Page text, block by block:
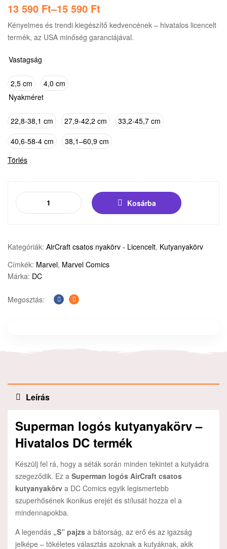
13 590 Ft–15 590 Ft
Kényelmes és trendi kiegészítő kedvencének – hivatalos licencelt
termék, az USA minőség garanciájával.
Vastagság
2,5 cm
4,0 cm
Nyakméret
22,8-38,1 cm 27,9-42,2 cm
33,2-45,7 cm
40,6-58-4 cm
38,1–60,9 cm
Törlés
Kosárba
Kategóriák: AirCraft csatos nyakörv - Licencelt, Kutyanyakörv
Címkék: Marvel, Marvel Comics
Márka: DC
Megosztás:
Facebook
E-
Leírás
Superman logós kutyanyakörv –
Hivatalos DC termék
Készülj fel rá, hogy a séták során minden tekintet a kutyádra
szegeződik. Ez a Superman logós AirCraft csatos
kutyanyakörv a DC Comics egyik legismertebb
szuperhősének ikonikus erejét és stílusát hozza el a
mindennapokba.
A legendás „S” pajzs a bátorság, az erő és az igazság
jelképe – tökéletes választás azoknak a kutyáknak, akik